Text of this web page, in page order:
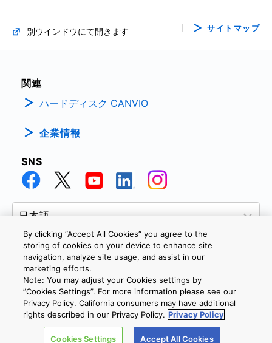
別ウインドウにて開きます サイトマップ
関連
ハードディスク CANVIO
企業情報
SNS
個人情報保護方針
お問い合わせ
By clicking “Accept All Cookies” you agree to the
storing of cookies on your device to enhance site
navigation, analyze site usage, and assist in our
marketing efforts.
Note: You may adjust your Cookies settings by
”Cookies Settings”. For more information please see our
Privacy Policy. California consumers may have additional
rights described in our Privacy Policy. Privacy Policy
Cookies Settings Accept All Cookies